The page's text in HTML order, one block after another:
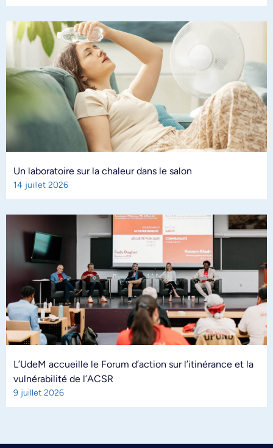
Un laboratoire sur la chaleur dans le salon
14 juillet 2026
L’UdeM accueille le Forum d’action sur l’itinérance et la
vulnérabilité de l’ACSR
9 juillet 2026